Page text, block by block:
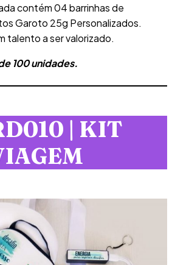
contém 04 barrinhas de
Garoto 25g Personalizados.
talento a ser valorizado.
100 unidades.
| KIT